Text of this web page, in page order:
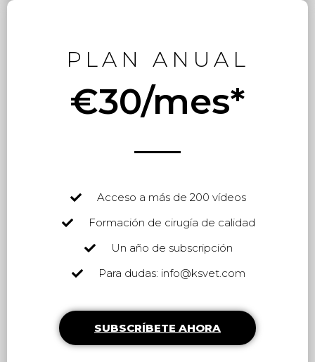
PLAN ANUAL
€30/mes*
Acceso a más de 200 vídeos
Formación de cirugía de calidad
Un año de subscripción
Para dudas: info@ksvet.com
SUBSCRÍBETE AHORA